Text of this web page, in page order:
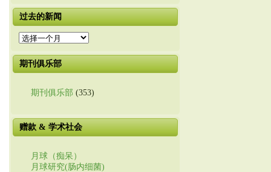
过去的新闻
过
的
新
期刊俱乐部
期刊俱乐部 (353)
赠款 & 学术社会
月球（痴呆）
月球研究(肠内细菌)